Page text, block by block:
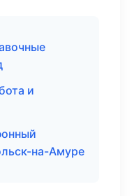
и
на-Амуре